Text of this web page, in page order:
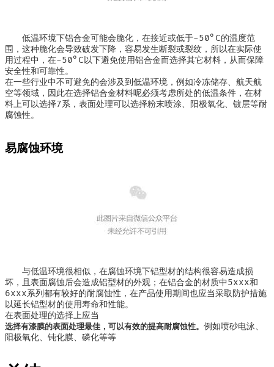
低温环境下铝合金可能会脆化，在接近或低于-50°C的温度范
围，这种脆化会导致破发下降，容易发生断裂或裂纹，所以在实际使
用过程中，在-50°C以下避免使用铝合金而选择其它材料，从而保障
安全性和可靠性。
在一些行业中不可避免的会涉及到低温环境，例如冷冻储存、航天航
空等领域，因此在选择铝合金材料呢必须考虑所处的低温条件，在材
料上可以选择7系，表面处理可以选择粉末喷涂、阳极氧化、镀层等耐
腐蚀性。
易腐蚀环境
与低温环境很相似，在腐蚀环境下铝型材的结构很容易造成损
坏，且表面腐蚀后会造成铝型材的外观；在铝合金的材质中5xxx和
6xxx系列都有较好的耐腐蚀性，在产品使用期间也应当采取防护措施
以延长铝型材的使用寿命和性能。
在表面处理的选择上应当
选择有漆膜的表面处理最佳，可以有效的提高耐腐蚀性。 例如喷砂电泳、
阳极氧化、钝化膜、磷化等等